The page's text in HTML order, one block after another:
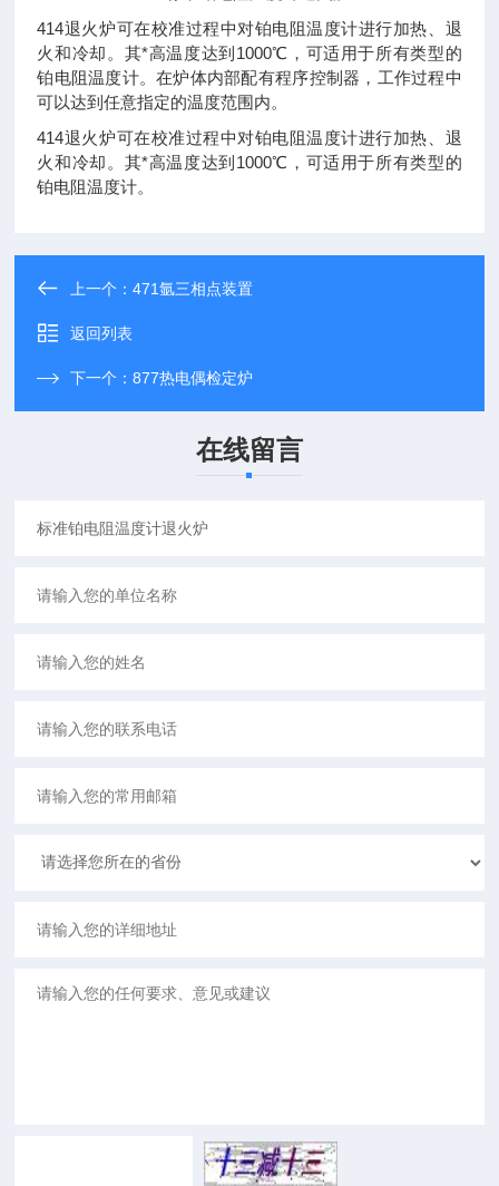
414退火炉可在校准过程中对铂电阻温度计进行加热、退
火和冷却。其*高温度达到1000℃，可适用于所有类型的
铂电阻温度计。在炉体内部配有程序控制器，工作过程中
可以达到任意指定的温度范围内。
414退火炉可在校准过程中对铂电阻温度计进行加热、退
火和冷却。其*高温度达到1000℃，可适用于所有类型的
铂电阻温度计。
上一个：471氩三相点装置
返回列表
下一个：877热电偶检定炉
在线留言